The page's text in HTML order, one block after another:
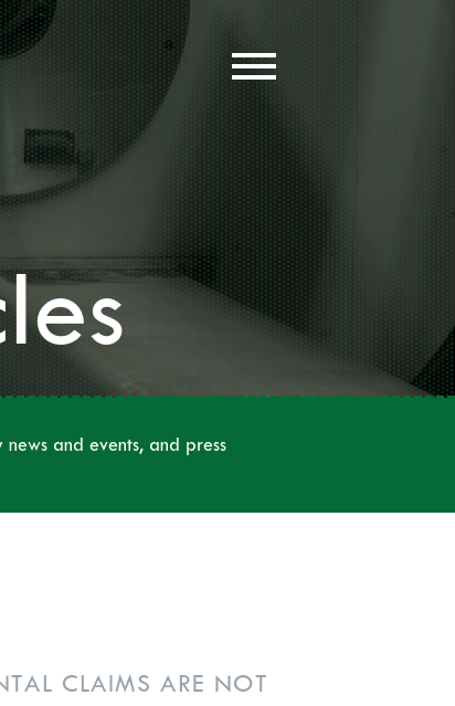
news and events, and press
CLAIMS ARE NOT